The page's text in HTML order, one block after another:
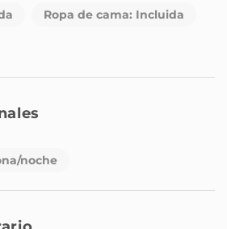
Ropa de cama: Incluida
noche